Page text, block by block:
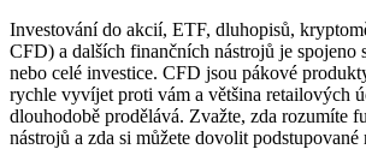
Investování do akcií, ETF, dluhopisů,
CFD) a dalších finančních nástrojů je spojeno
nebo celé investice. CFD jsou pákové
rychle vyvíjet proti vám a většina retailových
dlouhodobě prodělává. Zvažte, zda rozumíte
nástrojů a zda si můžete dovolit podstupované